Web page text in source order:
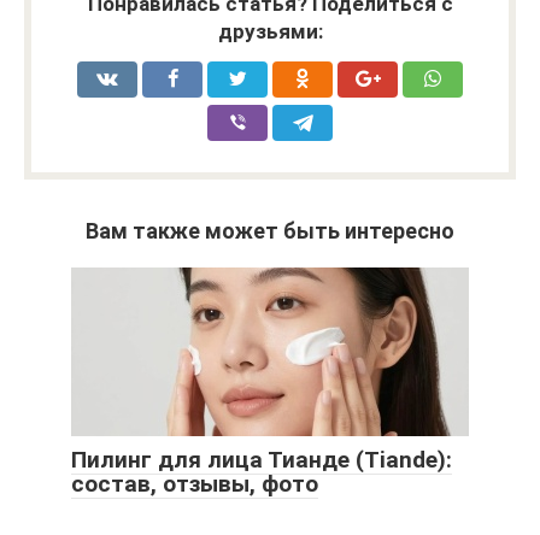
друзьями:
Вам также может быть интересно
Пилинг для лица Тианде (Tiande):
состав, отзывы, фото